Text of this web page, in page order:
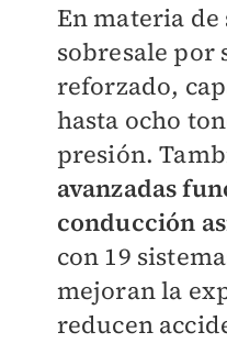
En materia
sobresale por
reforzado,
hasta ocho
presión.
avanzadas
conducción
con 19
mejoran la
reducen